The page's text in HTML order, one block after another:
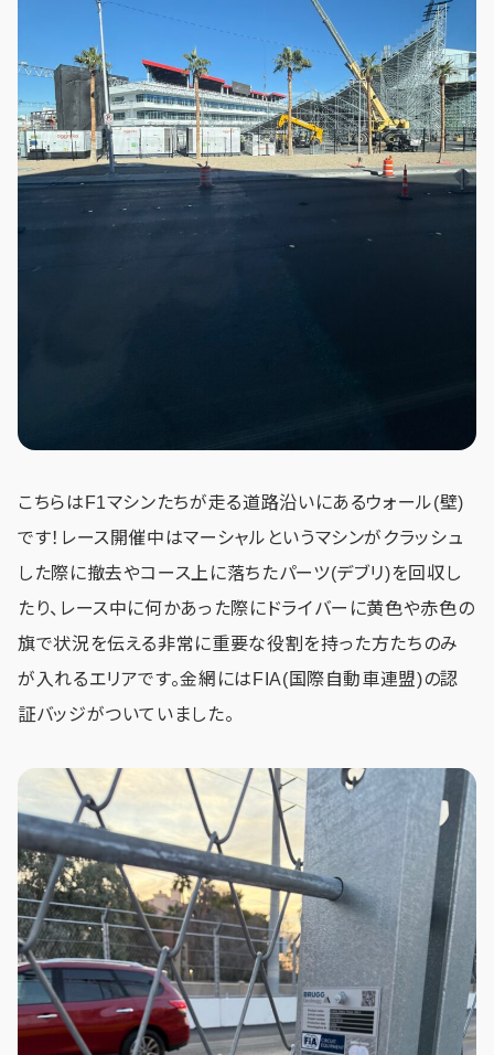
こちらはF1マシンたちが走る道路沿いにあるウォール(壁)
です！レース開催中はマーシャルというマシンがクラッシュ
した際に撤去やコース上に落ちたパーツ(デブリ)を回収し
たり、レース中に何かあった際にドライバーに黄色や赤色の
旗で状況を伝える非常に重要な役割を持った方たちのみ
が入れるエリアです。金網にはFIA(国際自動車連盟)の認
証バッジがついていました。